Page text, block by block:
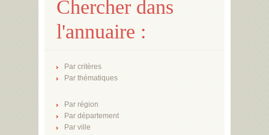
Chercher dans
l'annuaire :
Par critères
Par thématiques
Par région
Par département
Par ville